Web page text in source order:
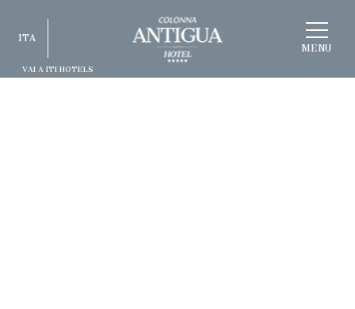
MENU
VAI A ITI HOTELS
ITA